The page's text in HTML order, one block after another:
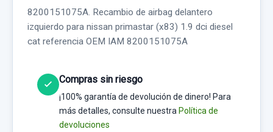
8200151075A. Recambio de airbag delantero
izquierdo para nissan primastar (x83) 1.9 dci diesel
cat referencia OEM IAM 8200151075A
Compras sin riesgo
¡100% garantía de devolución de dinero! Para
más detalles, consulte nuestra Política de
devoluciones